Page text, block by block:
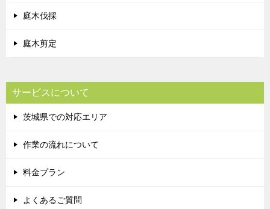
庭木伐採
庭木剪定
サービスについて
茨城県での対応エリア
作業の流れについて
料金プラン
よくあるご質問